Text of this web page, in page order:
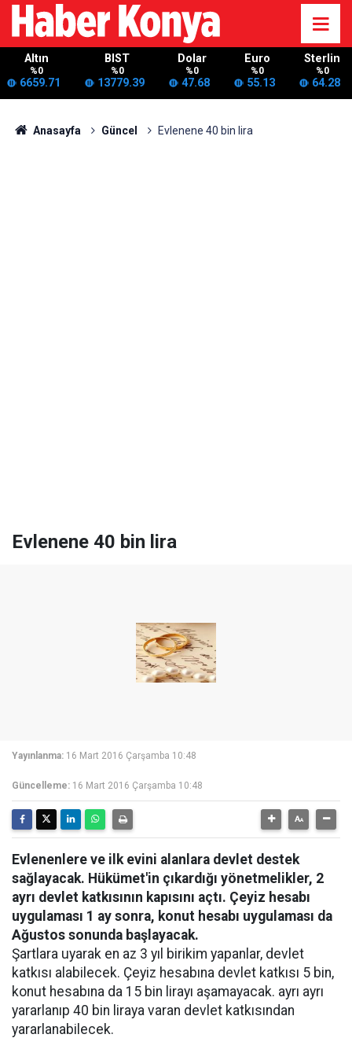
Altın
%0
6659.71
BIST
%0
13779.39
Dolar
%0
47.68
Euro
%0
55.13
Sterlin
%0
64.28
Anasayfa Güncel Evlenene 40 bin lira
Evlenene 40 bin lira
Yayınlanma: 16 Mart 2016 Çarşamba 10:48
Güncelleme: 16 Mart 2016 Çarşamba 10:48
Evlenenlere ve ilk evini alanlara devlet destek
sağlayacak. Hükümet'in çıkardığı yönetmelikler, 2
ayrı devlet katkısının kapısını açtı. Çeyiz hesabı
uygulaması 1 ay sonra, konut hesabı uygulaması da
Ağustos sonunda başlayacak.
Şartlara uyarak en az 3 yıl birikim yapanlar, devlet
katkısı alabilecek. Çeyiz hesabına devlet katkısı 5 bin,
konut hesabına da 15 bin lirayı aşamayacak. ayrı ayrı
yararlanıp 40 bin liraya varan devlet katkısından
yararlanabilecek.